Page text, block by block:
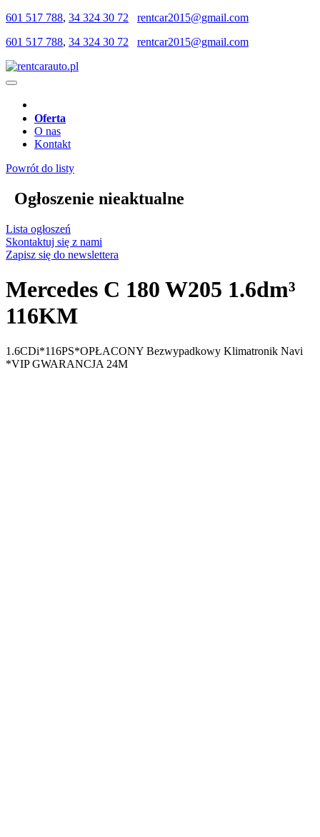
601 517 788, 34 324 30 72
rentcar2015@gmail.com
601 517 788, 34 324 30 72 rentcar2015@gmail.com
Oferta
O nas
Kontakt
Powrót do listy
Ogłoszenie nieaktualne
Lista ogłoszeń
Skontaktuj się z nami
Zapisz się do newslettera
Mercedes C 180 W205 1.6dm³
116KM
1.6CDi*116PS*OPŁACONY Bezwypadkowy Klimatronik Navi
*VIP GWARANCJA 24M